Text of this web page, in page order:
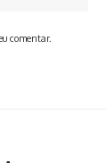
comentar.